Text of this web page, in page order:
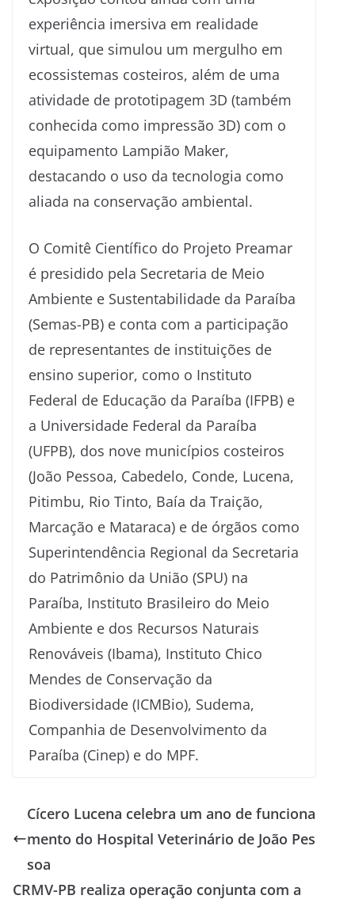
experiência imersiva em realidade
virtual, que simulou um mergulho em
ecossistemas costeiros, além de uma
atividade de prototipagem 3D (também
conhecida como impressão 3D) com o
equipamento Lampião Maker,
destacando o uso da tecnologia como
aliada na conservação ambiental.
O Comitê Científico do Projeto Preamar
é presidido pela Secretaria de Meio
Ambiente e Sustentabilidade da Paraíba
(Semas-PB) e conta com a participação
de representantes de instituições de
ensino superior, como o Instituto
Federal de Educação da Paraíba (IFPB) e
a Universidade Federal da Paraíba
(UFPB), dos nove municípios costeiros
(João Pessoa, Cabedelo, Conde, Lucena,
Pitimbu, Rio Tinto, Baía da Traição,
Marcação e Mataraca) e de órgãos como
Superintendência Regional da Secretaria
do Patrimônio da União (SPU) na
Paraíba, Instituto Brasileiro do Meio
Ambiente e dos Recursos Naturais
Renováveis (Ibama), Instituto Chico
Mendes de Conservação da
Biodiversidade (ICMBio), Sudema,
Companhia de Desenvolvimento da
Paraíba (Cinep) e do MPF.
Cícero Lucena celebra um ano de funciona
mento do Hospital Veterinário de João Pes
soa
CRMV-PB realiza operação conjunta com a